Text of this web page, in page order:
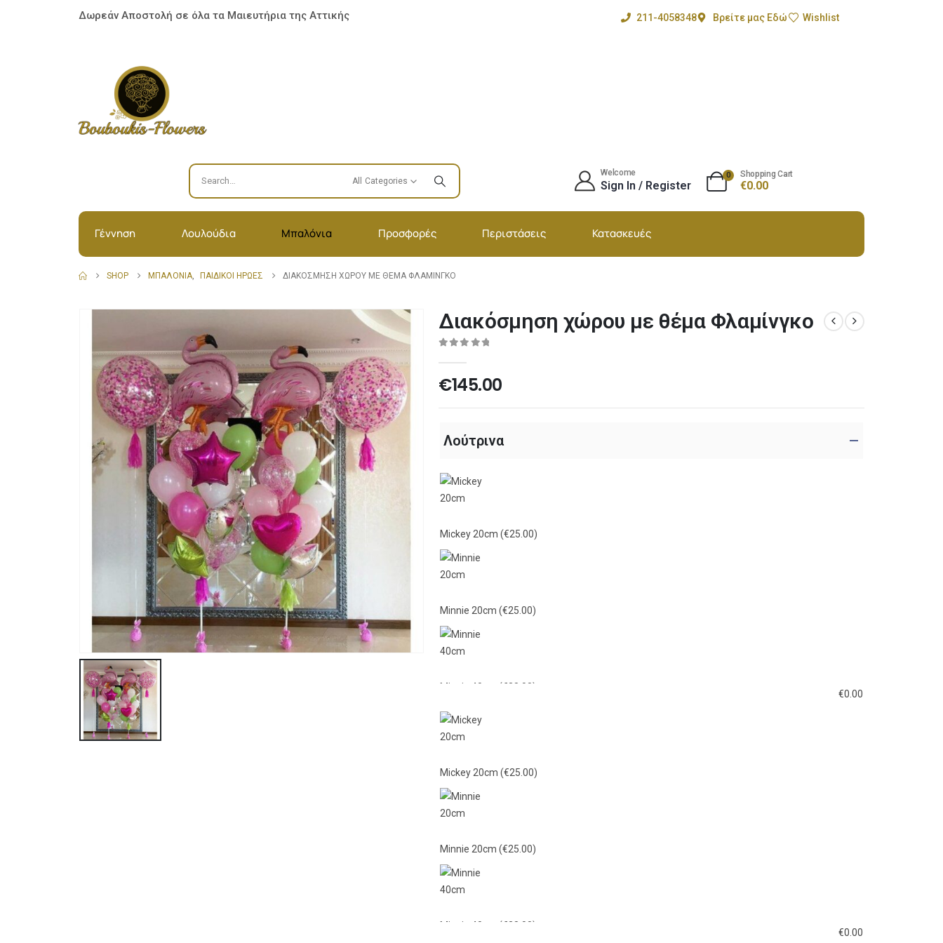
Δωρεάν Αποστολή σε όλα τα Μαιευτήρια της Αττικής 211-4058348 Βρείτε μας Εδώ Wishlist
All Categories
Welcome
Sign In / Register
0 Shopping Cart
€0.00
Γέννηση Λουλούδια Μπαλόνια Προσφορές Περιστάσεις Κατασκευές
SHOP ΜΠΑΛΌΝΙΑ, ΠΑΙΔΙΚΟΊ ΉΡΩΕΣ ΔΙΑΚΌΣΜΗΣΗ ΧΏΡΟΥ ΜΕ ΘΈΜΑ ΦΛΑΜΊΝΓΚΟ
Διακόσμηση χώρου με θέμα Φλαμίνγκο
€145.00
Λούτρινα
Mickey 20cm (€25.00)
Minnie 20cm (€25.00)
Minnie 40cm (€38.00)
€0.00
Mickey 20cm (€25.00)
Minnie 20cm (€25.00)
Minnie 40cm (€38.00)
€0.00